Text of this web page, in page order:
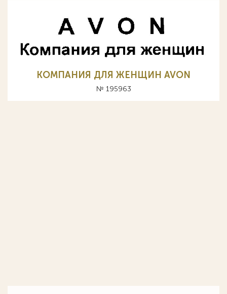
КОМПАНИЯ ДЛЯ ЖЕНЩИН AVON
№ 195963